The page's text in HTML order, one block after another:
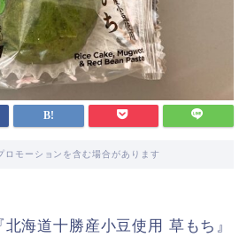
ロモーションを含む場合があります
海道十勝産小豆使用 草もち』